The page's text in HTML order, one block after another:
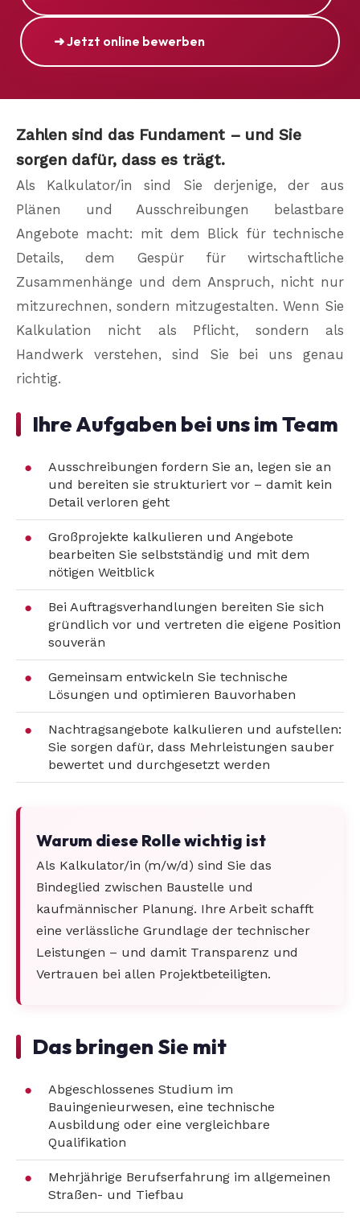
➜ Jetzt online bewerben
Zahlen sind das Fundament – und Sie
sorgen dafür, dass es trägt.
Als Kalkulator/in sind Sie derjenige, der aus
Plänen und Ausschreibungen belastbare
Angebote macht: mit dem Blick für technische
Details, dem Gespür für wirtschaftliche
Zusammenhänge und dem Anspruch, nicht nur
mitzurechnen, sondern mitzugestalten. Wenn Sie
Kalkulation nicht als Pflicht, sondern als
Handwerk verstehen, sind Sie bei uns genau
richtig.
Ihre Aufgaben bei uns im Team
Ausschreibungen fordern Sie an, legen sie an
und bereiten sie strukturiert vor – damit kein
Detail verloren geht
Großprojekte kalkulieren und Angebote
bearbeiten Sie selbstständig und mit dem
nötigen Weitblick
Bei Auftragsverhandlungen bereiten Sie sich
gründlich vor und vertreten die eigene Position
souverän
Gemeinsam entwickeln Sie technische
Lösungen und optimieren Bauvorhaben
Nachtragsangebote kalkulieren und aufstellen:
Sie sorgen dafür, dass Mehrleistungen sauber
bewertet und durchgesetzt werden
Warum diese Rolle wichtig ist
Als Kalkulator/in (m/w/d) sind Sie das
Bindeglied zwischen Baustelle und
kaufmännischer Planung. Ihre Arbeit schafft
eine verlässliche Grundlage der technischer
Leistungen – und damit Transparenz und
Vertrauen bei allen Projektbeteiligten.
Das bringen Sie mit
Abgeschlossenes Studium im
Bauingenieurwesen, eine technische
Ausbildung oder eine vergleichbare
Qualifikation
Mehrjährige Berufserfahrung im allgemeinen
Straßen- und Tiefbau